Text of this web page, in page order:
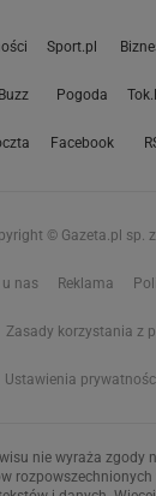
Sport.pl
Buzz Pogoda
Facebook
© Gazeta.pl sp.
u nas Reklama
Zasady korzystania z
Ustawienia
nie wyraża zgody
rozpowszechnionych